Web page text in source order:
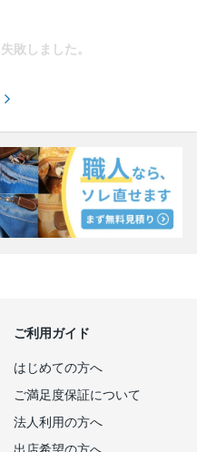
敗しました。
ご利用ガイド
はじめての方へ
ご満足度保証について
法人利用の方へ